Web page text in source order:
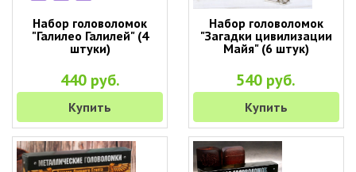
Набор головоломок
"Галилео Галилей" (4
штуки)
440 руб.
Купить
Набор головоломок
"Загадки цивилизации
Майя" (6 штук)
540 руб.
Купить